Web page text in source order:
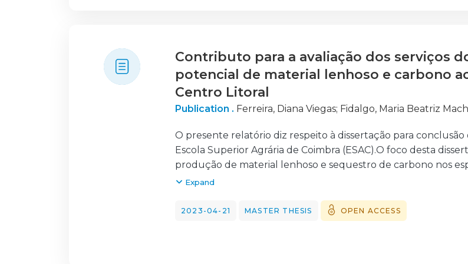
Contributo para a avaliação dos serviços
potencial de material lenhoso e carbono
Centro Litoral
Publication . Ferreira, Diana Viegas; Fidalgo, Maria Beatriz
O presente relatório diz respeito à dissertação para conclusão
Escola Superior Agrária de Coimbra (ESAC).O foco desta
produção de material lenhoso e sequestro de carbono nos
entre 1995 e 2018. Os serviços dos ecossistemas têm vindo a
benefícios que as pessoas obtêm dos ecossistemas e que
São bastante interdependentes e podem-se sobrepor muitas
quatro categorias: produção, regulação, suporte e
Expand
2023-04-21 MASTER THESIS OPEN ACCESS